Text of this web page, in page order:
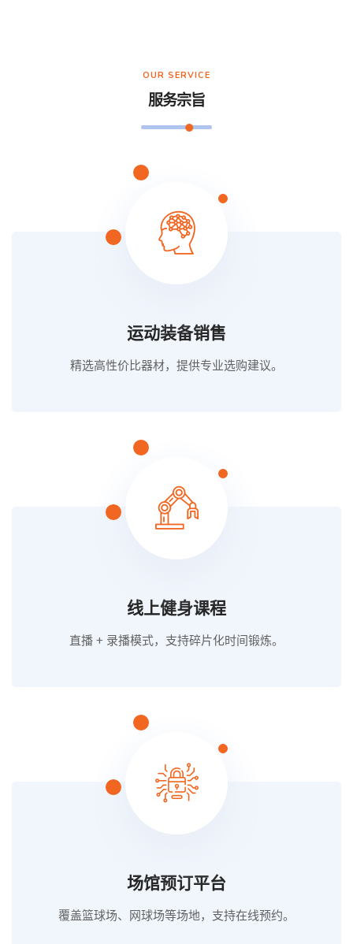
OUR SERVICE
服务宗旨
运动装备销售
精选高性价比器材，提供专业选购建议。
线上健身课程
直播 + 录播模式，支持碎片化时间锻炼。
场馆预订平台
覆盖篮球场、网球场等场地，支持在线预约。